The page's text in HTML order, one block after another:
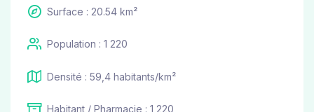
Surface : 20.54 km²
Population : 1 220
Densité : 59,4 habitants/km²
Habitant / Pharmacie : 1 220